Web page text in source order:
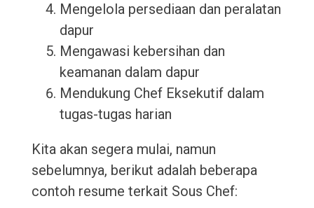
Mengelola persediaan dan peralatan
dapur
Mengawasi kebersihan dan
keamanan dalam dapur
Mendukung Chef Eksekutif dalam
tugas-tugas harian
Kita akan segera mulai, namun
sebelumnya, berikut adalah beberapa
contoh resume terkait Sous Chef: